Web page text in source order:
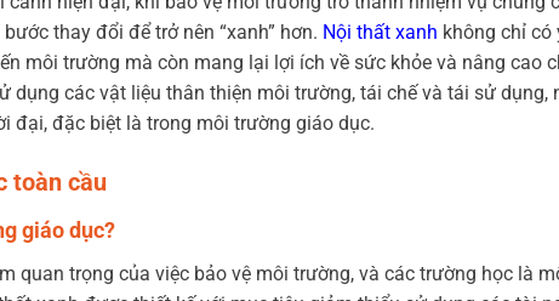
thay đổi để trở nên “xanh” hơn. Nội thất xanh không chỉ có
môi trường mà còn mang lại lợi ích về sức khỏe và nâng cao
dụng các vật liệu thân thiện môi trường, tái chế và tái sử dụng,
đại, đặc biệt là trong môi trường giáo dục.
toàn cầu
giáo dục?
quan trọng của việc bảo vệ môi trường, và các trường học là